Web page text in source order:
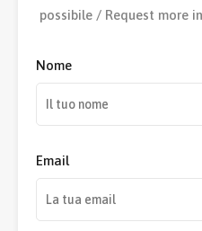
possibile / Request more
Nome
Email